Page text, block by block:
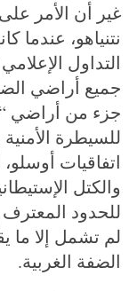
غير أن الأمر
نتنياهو،
التداول
جميع أراضي
للسيطرة
اتفاقيات
والكتل
للحدود
الضفة الغربية.